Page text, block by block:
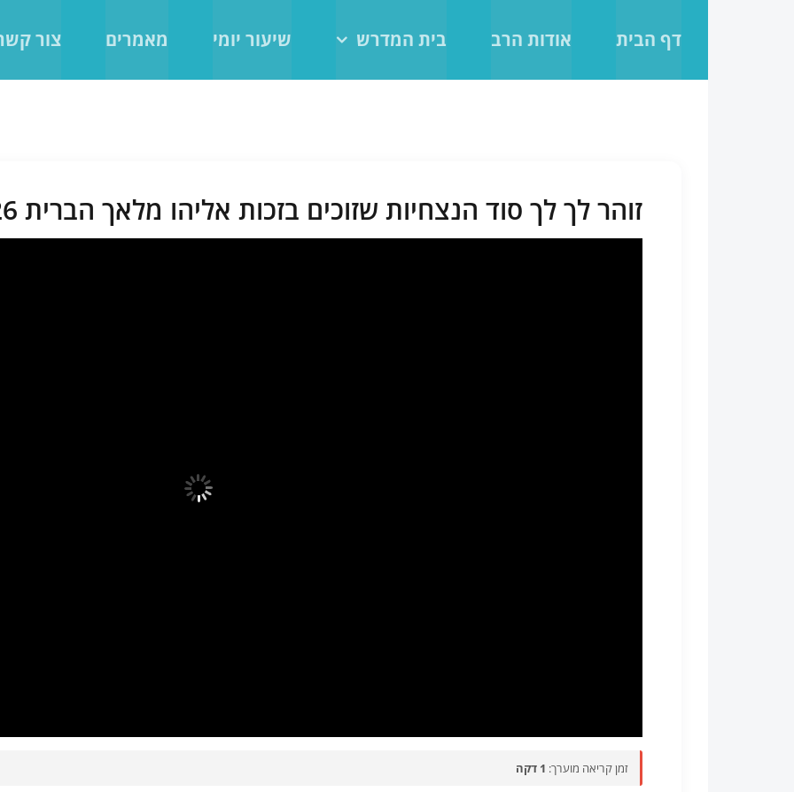
דף הבית אודות הרב בית המדרש שיעור יומי מאמרים צור
זוהר לך לך סוד הנצחיות שזוכים בזכות אליהו מלאך הברית 9/2/26
זמן קריאה מוערך: 1 דקה